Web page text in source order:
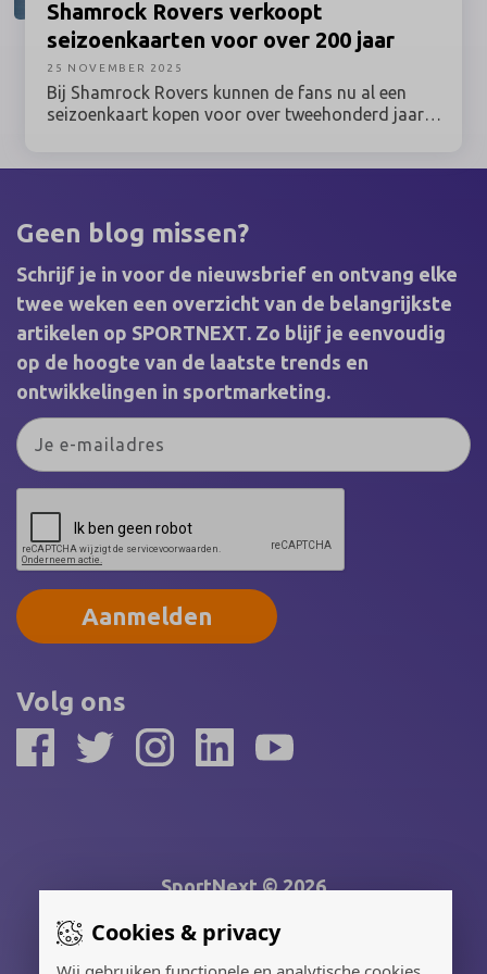
Cookies & privacy
Shamrock Rovers verkoopt
seizoenkaarten voor over 200 jaar
Bij Shamrock Rovers kunnen de fans nu al een
seizoenkaart kopen voor over tweehonderd jaar.
25 NOVEMBER 2025
Geen blog missen?
Schrijf je in voor de nieuwsbrief en ontvang elke
twee weken een overzicht van de belangrijkste
artikelen op SPORTNEXT. Zo blijf je eenvoudig
op de hoogte van de laatste trends en
ontwikkelingen in sportmarketing.
Aanmelden
Volg ons
SportNext © 2026
Gerealiseerd door: